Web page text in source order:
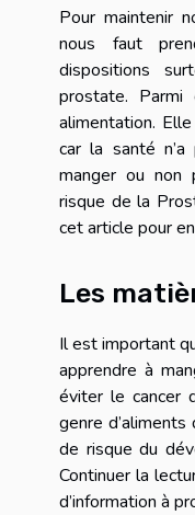
Pour maintenir
nous faut
dispositions
prostate. Parmi
alimentation.
car la santé
manger ou non
risque de la
cet article pour
Les
Il est important
apprendre à
éviter le cancer
genre
de risque du
Continuer la
d’information à